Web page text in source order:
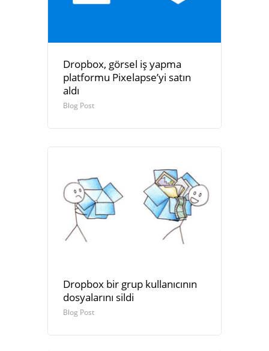
Dropbox, görsel iş yapma
platformu Pixelapse’yi satın
aldı
Blog Post
Dropbox bir grup kullanıcının
dosyalarını sildi
Blog Post